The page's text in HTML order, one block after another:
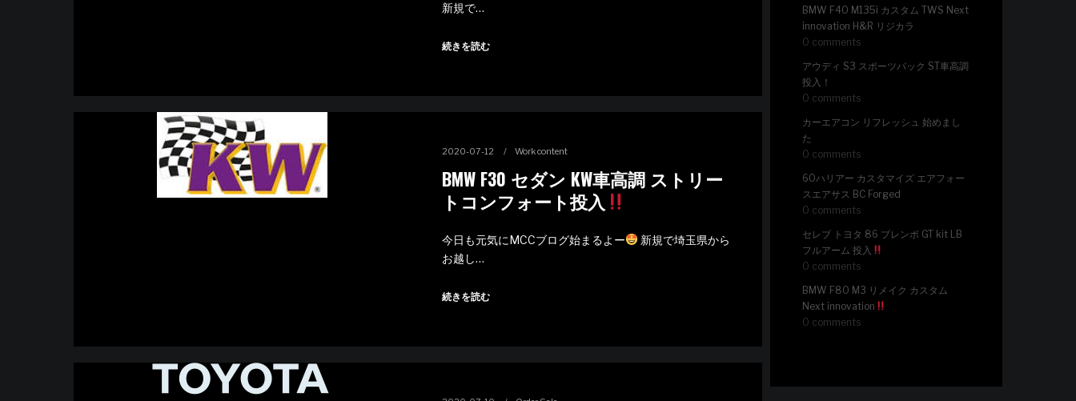
新規で…
続きを読む
2020-07-12 Work content
BMW F30 セダン KW車高調 ストリー
トコンフォート投入
今日も元気にMCCブログ始まるよー
新規で埼玉県から
お越し…
続きを読む
BMW F40 M135i カスタム TWS Next
innovation H&R リジカラ
0 comments
アウディ S3 スポーツバック ST車高調
投入！
0 comments
カーエアコン リフレッシュ 始めまし
た
0 comments
60ハリアー カスタマイズ エアフォー
スエアサス BC Forged
0 comments
セレブ トヨタ 86 ブレンボ GT kit LB
フルアーム 投入
0 comments
BMW F80 M3 リメイク カスタム
Next innovation
0 comments